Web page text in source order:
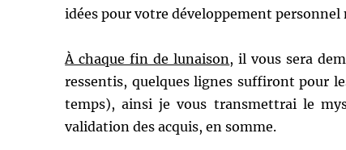
idées pour votre développement personnel
À chaque fin de lunaison, il vous sera
ressentis, quelques lignes suffiront pour
temps), ainsi je vous transmettrai le
validation des acquis, en somme.